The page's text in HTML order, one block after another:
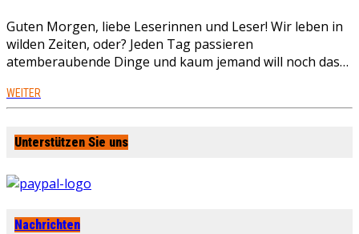
Guten Morgen, liebe Leserinnen und Leser! Wir leben in
wilden Zeiten, oder? Jeden Tag passieren
atemberaubende Dinge und kaum jemand will noch das…
WEITER
Unterstützen Sie uns
Nachrichten